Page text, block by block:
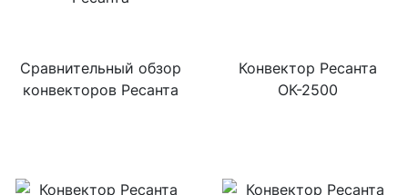
Сравнительный обзор
конвекторов Ресанта
Конвектор Ресанта
ОК-2500